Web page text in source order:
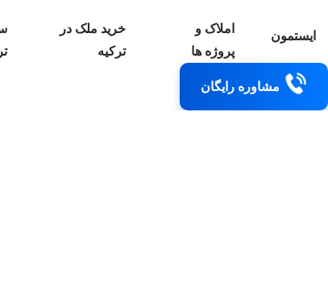
ایستمون
املاک و
پروژه ها
خرید ملک در
ترکیه
مشاوره رایگان